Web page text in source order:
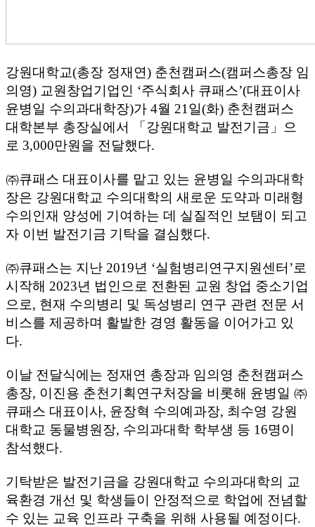
강원대학교(총장 정재연) 춘천캠퍼스(캠퍼스총장 임
의영) 교원창업기업인 ‘주식회사 큐패스’(대표이사
윤병일 수의과대학장)가 4월 21일(화) 춘천캠퍼스
대학본부 총장실에서 「강원대학교 발전기금」으
로 3,000만원을 전달했다.
㈜큐패스 대표이사를 맡고 있는 윤병일 수의과대학
장은 강원대학교 수의대학의 새로운 도약과 미래형
수의인재 양성에 기여하는 데 실질적인 보탬이 되고
자 이번 발전기금 기탁을 결심했다.
㈜큐패스는 지난 2019년 ‘실험병리연구지원센터’로
시작해 2023년 법인으로 전환된 교원 창업 중소기업
으로, 현재 수의병리 및 독성병리 연구 관련 전문 서
비스를 제공하며 활발한 경영 활동을 이어가고 있
다.
이날 전달식에는 정재연 총장과 임의영 춘천캠퍼스
총장, 이진용 춘천기획연구처장을 비롯해 윤병일 ㈜
큐패스 대표이사, 윤장혁 수의예과장, 최수영 강원
대학교 동물병원장, 수의과대학 학부생 등 16명이
참석했다.
기탁받은 발전기금을 강원대학교 수의과대학의 교
육환경 개선 및 학생들이 안정적으로 학업에 전념할
수 있는 교육 인프라 구축을 위해 사용될 예정이다.